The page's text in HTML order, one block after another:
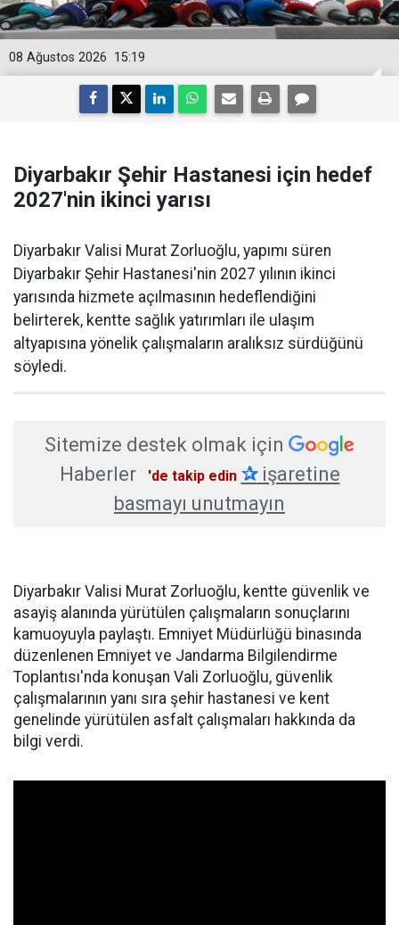
15:19
08 Ağustos 2026
Diyarbakır Şehir Hastanesi için hedef
2027'nin ikinci yarısı
Diyarbakır Valisi Murat Zorluoğlu, yapımı süren
Diyarbakır Şehir Hastanesi'nin 2027 yılının ikinci
yarısında hizmete açılmasının hedeflendiğini
belirterek, kentte sağlık yatırımları ile ulaşım
altyapısına yönelik çalışmaların aralıksız sürdüğünü
söyledi.
Sitemize destek olmak için
Haberler
'de takip edin ✰işaretine
basmayı unutmayın
Diyarbakır Valisi Murat Zorluoğlu, kentte güvenlik ve
asayiş alanında yürütülen çalışmaların sonuçlarını
kamuoyuyla paylaştı. Emniyet Müdürlüğü binasında
düzenlenen Emniyet ve Jandarma Bilgilendirme
Toplantısı'nda konuşan Vali Zorluoğlu, güvenlik
çalışmalarının yanı sıra şehir hastanesi ve kent
genelinde yürütülen asfalt çalışmaları hakkında da
bilgi verdi.